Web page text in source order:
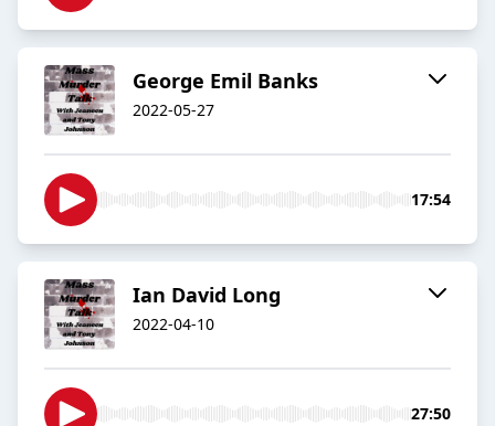
George Emil Banks
2022-05-27
17:54
Ian David Long
2022-04-10
27:50